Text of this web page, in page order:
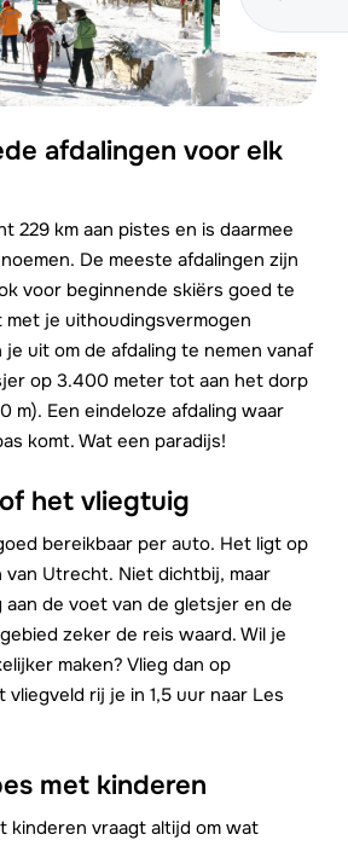
afdalingen voor elk
229 km aan pistes en is daarmee
De meeste afdalingen zijn
voor beginnende skiërs goed te
met je uithoudingsvermogen
uit om de afdaling te nemen vanaf
op 3.400 meter tot aan het dorp
m). Een eindeloze afdaling waar
komt. Wat een paradijs!
het vliegtuig
bereikbaar per auto. Het ligt op
van Utrecht. Niet dichtbij, maar
de voet van de gletsjer en de
zeker de reis waard. Wil je
maken? Vlieg dan op
vliegveld rij je in 1,5 uur naar Les
met kinderen
kinderen vraagt altijd om wat